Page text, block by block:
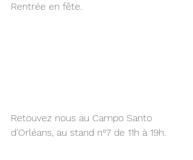
Rentrée en fête.
Retouvez nous au Campo Santo
d'Orléans, au stand n°7 de 11h à 19h.